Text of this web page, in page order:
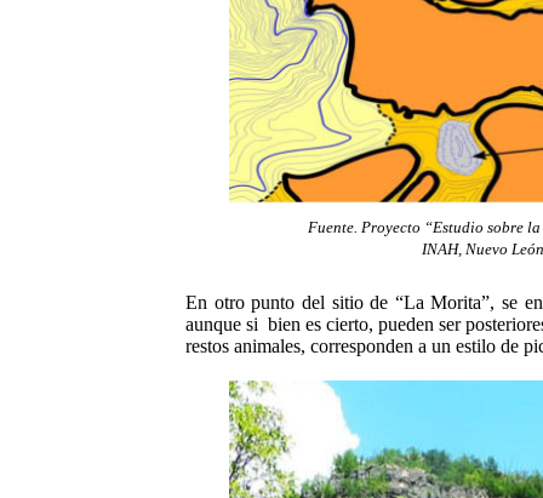
Fuente. Proyecto “Estudio sobre
INAH, Nuevo
En otro punto del sitio de “La Morita”, se
aunque si bien es cierto, pueden ser
restos animales, corresponden a un estilo de